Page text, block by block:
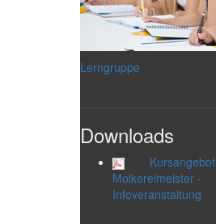
Lerngruppe
Downloads
Kursangebot
Molkereimeister -
Infoveranstaltung